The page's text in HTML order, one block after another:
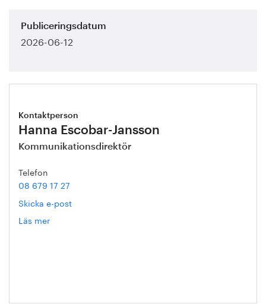
Publiceringsdatum
2026-06-12
Kontaktperson
Hanna Escobar-Jansson
Kommunikationsdirektör
Telefon
08 679 17 27
Skicka e-post
Läs mer